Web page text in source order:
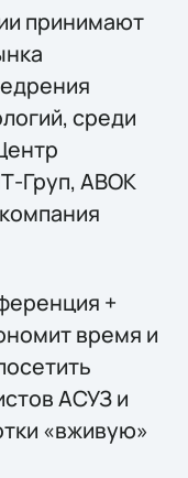
принимают
среди
Груп, АВОК
+
время и
АСУЗ и
«вживую»